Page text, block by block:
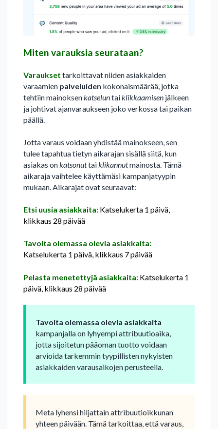
Miten varauksia seurataan?
Varaukset tarkoittavat niiden asiakkaiden
varaamien palveluiden kokonaismäärää, jotka
tehtiin mainoksenkatseluntaiklikkaamisen jälkeen
ja johtivat ajanvaraukseen joko verkossa tai paikan
päällä.
Jotta varaus voidaan yhdistää mainokseen, sen
tulee tapahtua tietyn aikarajan sisällä siitä, kun
asiakas onkatsonuttaiklikannutmainosta. Tämä
aikaraja vaihtelee käyttämäsi kampanjatyypin
mukaan. Aikarajat ovat seuraavat:
Etsi uusia asiakkaita: Katselukerta 1 päivä,
klikkaus 28 päivää
Tavoita olemassa olevia asiakkaita:
Katselukerta 1 päivä, klikkaus 7 päivää
Pelasta menetettyjä asiakkaita: Katselukerta 1
päivä, klikkaus 28 päivää
Tavoita olemassa olevia asiakkaita
kampanjalla on lyhyempi attribuutioaika,
jotta sijoitetun pääoman tuotto voidaan
arvioida tarkemmin tyypillisten nykyisten
asiakkaiden varausaikojen perusteella.
Meta lyhensi hiljattain attribuutioikkunan
yhteen päivään. Tämä tarkoittaa, että varaus,